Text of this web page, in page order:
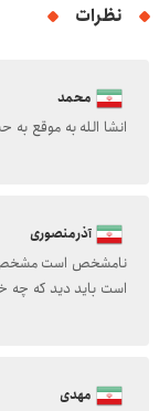
نظرات
محمد
انشا الله به موقع
آذرمنصوری
نامشخص است مشخص
است باید دید که چه
مهدی